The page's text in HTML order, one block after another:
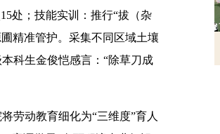
处；‌技能实训‌：推行“拔（杂
精准管护。采集不同区域土壤
科生金俊恺感言‌：“除草刀成
劳动教育细化为“三维度”育人